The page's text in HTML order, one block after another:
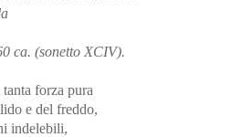
ca. (sonetto XCIV).
forza pura
e del freddo,
indelebili,